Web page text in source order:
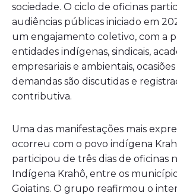
sociedade. O ciclo de oficinas
audiências públicas iniciado em
um engajamento coletivo, com a
entidades indígenas, sindicais,
empresariais e ambientais,
demandas são discutidas e
contributiva.
Uma das manifestações mais
ocorreu com o povo indígena
participou de três dias de oficinas
Indígena Krahô, entre os
Goiatins. O grupo reafirmou o